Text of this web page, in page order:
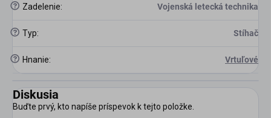
? Zadelenie: Vojenská letecká technika
? Typ: Stíhač
? Hnanie: Vrtuľové
Diskusia
Buďte prvý, kto napíše príspevok k tejto položke.